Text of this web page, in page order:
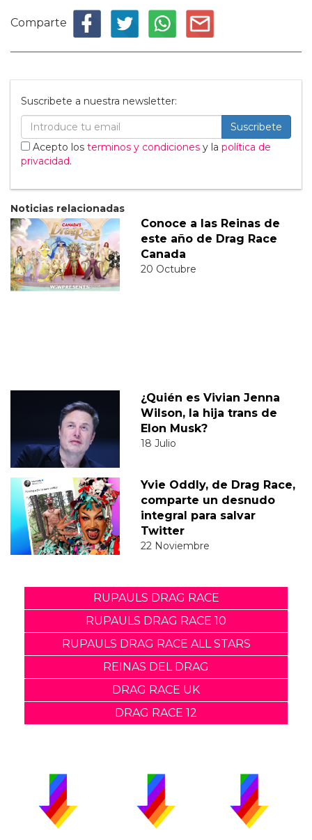
Comparte
Suscribete a nuestra newsletter:
Suscribete
Acepto los terminos y condiciones y la política de
privacidad.
Noticias relacionadas
Conoce a las Reinas de
este año de Drag Race
Canada
20 Octubre
¿Quién es Vivian Jenna
Wilson, la hija trans de
Elon Musk?
18 Julio
Yvie Oddly, de Drag Race,
comparte un desnudo
integral para salvar
Twitter
22 Noviembre
RUPAULS DRAG RACE
RUPAULS DRAG RACE 10
RUPAULS DRAG RACE ALL STARS
REINAS DEL DRAG
DRAG RACE UK
DRAG RACE 12